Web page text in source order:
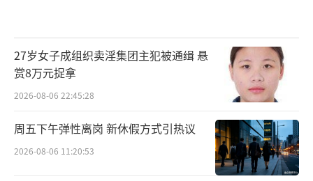
27岁女子成组织卖淫集团主犯被通缉 悬
赏8万元捉拿
2026-08-06 22:45:28
周五下午弹性离岗 新休假方式引热议
2026-08-06 11:20:53